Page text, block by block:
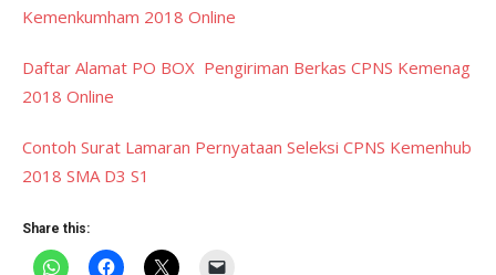
Kemenkumham 2018 Online
Daftar Alamat PO BOX Pengiriman Berkas CPNS Kemenag
2018 Online
Contoh Surat Lamaran Pernyataan Seleksi CPNS Kemenhub
2018 SMA D3 S1
Share this: